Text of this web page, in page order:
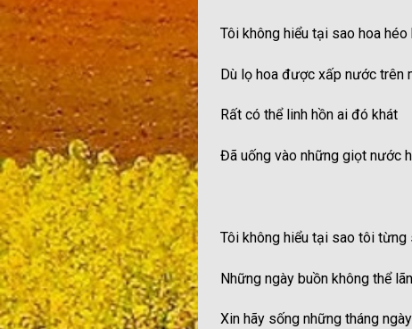
Tôi không hiểu tại sao hoa héo
Dù lọ hoa được xấp nước trên
Rất có thể linh hồn ai đó khát
Đã uống vào những giọt nước
Tôi không hiểu tại sao tôi từng
Những ngày buồn không thể
Xin hãy sống những tháng